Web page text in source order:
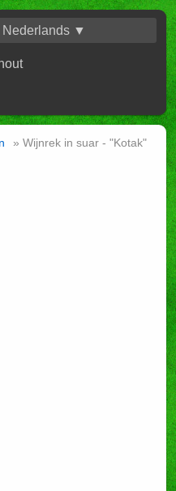
Nederlands ▼
» Wijnrek in suar - "Kotak"